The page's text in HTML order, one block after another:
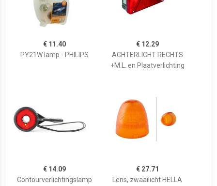
€ 11.40
PY21W lamp - PHILIPS
€ 12.29
ACHTERLICHT RECHTS
+M.L. en Plaatverlichting
€ 14.09
Contourverlichtingslamp
€ 27.71
Lens, zwaailicht HELLA